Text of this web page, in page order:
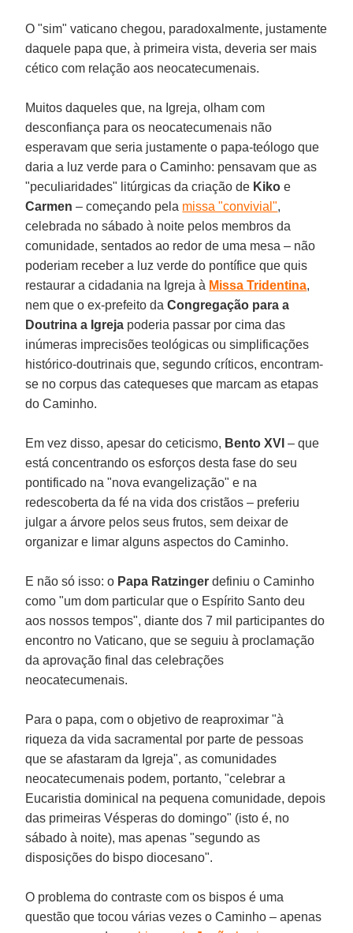
O "sim" vaticano chegou, paradoxalmente, justamente
daquele papa que, à primeira vista, deveria ser mais
cético com relação aos neocatecumenais.
Muitos daqueles que, na Igreja, olham com
desconfiança para os neocatecumenais não
esperavam que seria justamente o papa-teólogo que
daria a luz verde para o Caminho: pensavam que as
"peculiaridades" litúrgicas da criação de Kikoe
Carmen– começando pela missa "convivial",
celebrada no sábado à noite pelos membros da
comunidade, sentados ao redor de uma mesa – não
poderiam receber a luz verde do pontífice que quis
restaurar a cidadania na Igreja à Missa Tridentina,
nem que o ex-prefeito daCongregação para a
Doutrina a Igreja poderia passar por cima das
inúmeras imprecisões teológicas ou simplificações
histórico-doutrinais que, segundo críticos, encontram-
se no corpus das catequeses que marcam as etapas
do Caminho.
Em vez disso, apesar do ceticismo, Bento XVI– que
está concentrando os esforços desta fase do seu
pontificado na "nova evangelização" e na
redescoberta da fé na vida dos cristãos – preferiu
julgar a árvore pelos seus frutos, sem deixar de
organizar e limar alguns aspectos do Caminho.
E não só isso: o Papa Ratzingerdefiniu o Caminho
como "um dom particular que o Espírito Santo deu
aos nossos tempos", diante dos 7 mil participantes do
encontro no Vaticano, que se seguiu à proclamação
da aprovação final das celebrações
neocatecumenais.
Para o papa, com o objetivo de reaproximar "à
riqueza da vida sacramental por parte de pessoas
que se afastaram da Igreja", as comunidades
neocatecumenais podem, portanto, "celebrar a
Eucaristia dominical na pequena comunidade, depois
das primeiras Vésperas do domingo" (isto é, no
sábado à noite), mas apenas "segundo as
disposições do bispo diocesano".
O problema do contraste com os bispos é uma
questão que tocou várias vezes o Caminho – apenas